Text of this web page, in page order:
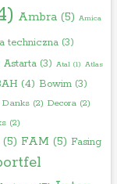
Ambra(5) Amica
techniczna(3)
Astarta(3) Atal(1) Atlas
(4) Bowim(3)
Danks(2) Decora(2)
(2)
FAM (5) Fasing